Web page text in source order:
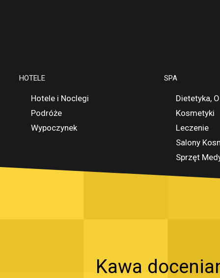
HOTELE
Hotele i Noclegi
Podróże
Wypoczynek
SPA
Dietetyka,
Kosmetyki
Leczenie
Salony
Sprzęt
Kawa